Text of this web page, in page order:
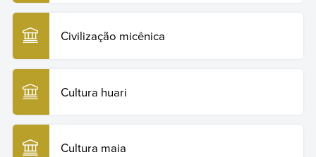
Civilização micênica
Cultura huari
Cultura maia